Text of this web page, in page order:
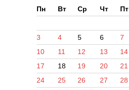
Пн
Вт Ср Чт Пт
3
4 5 6 7
10
11 12 13 14
17
18 19 20 21
24
25 26 27 28